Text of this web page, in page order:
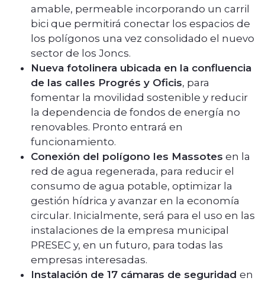
amable, permeable incorporando un carril
bici que permitirá conectar los espacios de
los polígonos una vez consolidado el nuevo
sector de los Joncs.
Nueva fotolinera ubicada en la confluencia
de las calles Progrés y Oficis, para
fomentar la movilidad sostenible y reducir
la dependencia de fondos de energía no
renovables. Pronto entrará en
funcionamiento.
Conexión del polígono les Massotes en la
red de agua regenerada, para reducir el
consumo de agua potable, optimizar la
gestión hídrica y avanzar en la economía
circular. Inicialmente, será para el uso en las
instalaciones de la empresa municipal
PRESEC y, en un futuro, para todas las
empresas interesadas.
Instalación de 17 cámaras de seguridad en